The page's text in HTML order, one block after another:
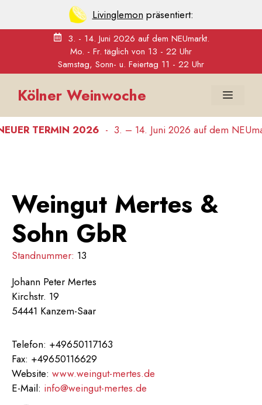
Livinglemon präsentiert:
3. - 14. Juni 2026 auf dem NEUmarkt.
Mo. - Fr. täglich von 13 - 22 Uhr
Samstag, Sonn- u. Feiertag 11 - 22 Uhr
InhaltKölner Weinwoche Menü
TERMIN 2026 - 3. – 14. Juni 2026 auf dem
Weingut Mertes &
Sohn GbR
Standnummer: 13
Johann Peter Mertes
Kirchstr. 19
54441 Kanzem-Saar
Telefon: +49650117163
Fax: +49650116629
Website: www.weingut-mertes.de
E-Mail: info@weingut-mertes.de